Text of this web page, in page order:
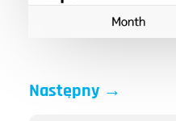
Następny→